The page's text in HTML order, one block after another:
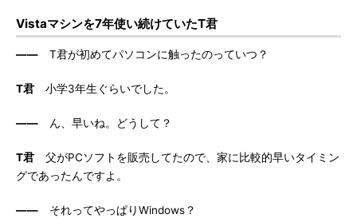
Vistaマシンを7年使い続けていたT君
―― T君が初めてパソコンに触ったのっていつ？
T君 小学3年生ぐらいでした。
―― ん、早いね。どうして？
T君 父がPCソフトを販売してたので、家に比較的早いタイミン
グであったんですよ。
―― それってやっぱりWindows？